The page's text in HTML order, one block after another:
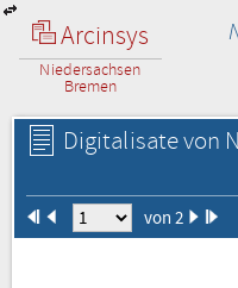
Arcinsys
Niedersachsen
Bremen
Digitalisate von
von 2